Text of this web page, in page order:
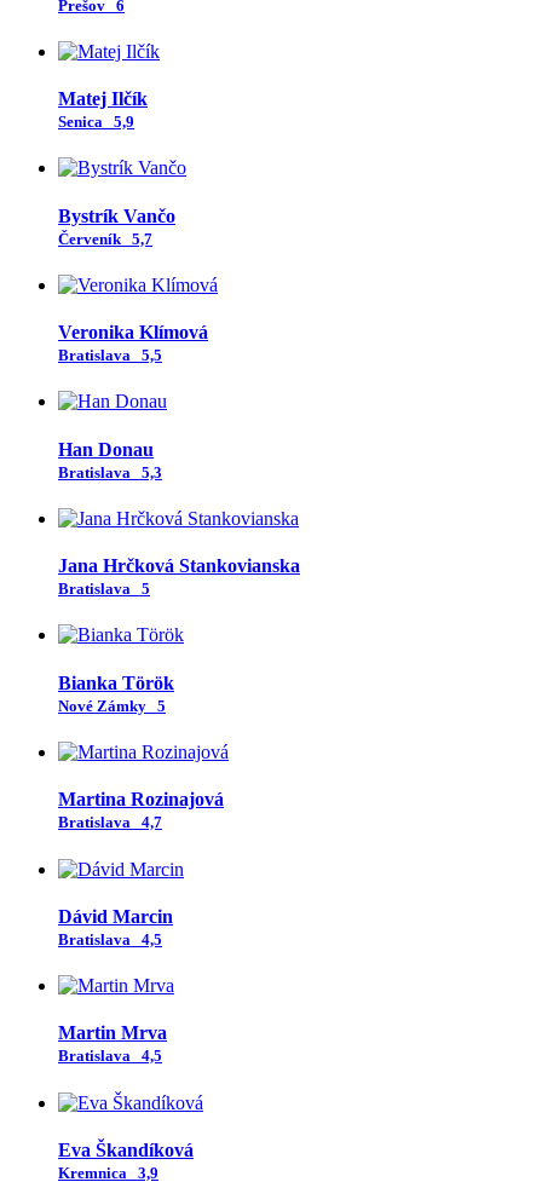
Prešov 6
Matej Ilčík
Senica 5,9
Bystrík Vančo
Červeník 5,7
Veronika Klímová
Bratislava 5,5
Han Donau
Bratislava 5,3
Jana Hrčková Stankovianska
Bratislava 5
Bianka Török
Nové Zámky 5
Martina Rozinajová
Bratislava 4,7
Dávid Marcin
Bratislava 4,5
Martin Mrva
Bratislava 4,5
Eva Škandíková
Kremnica 3,9